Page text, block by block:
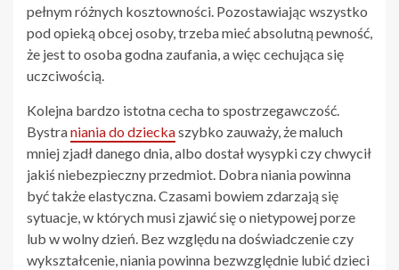
pełnym różnych kosztowności. Pozostawiając wszystko
pod opieką obcej osoby, trzeba mieć absolutną pewność,
że jest to osoba godna zaufania, a więc cechująca się
uczciwością.
Kolejna bardzo istotna cecha to spostrzegawczość.
Bystraniania do dzieckaszybko zauważy, że maluch
mniej zjadł danego dnia, albo dostał wysypki czy chwycił
jakiś niebezpieczny przedmiot. Dobra niania powinna
być także elastyczna. Czasami bowiem zdarzają się
sytuacje, w których musi zjawić się o nietypowej porze
lub w wolny dzień. Bez względu na doświadczenie czy
wykształcenie, niania powinna bezwzględnie lubić dzieci